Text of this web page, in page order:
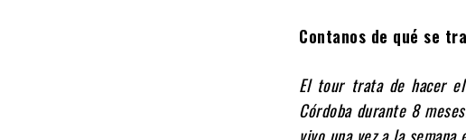
Contanos de qué se
El tour trata de hacer
Córdoba durante 8